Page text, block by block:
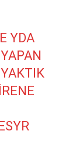
YDA